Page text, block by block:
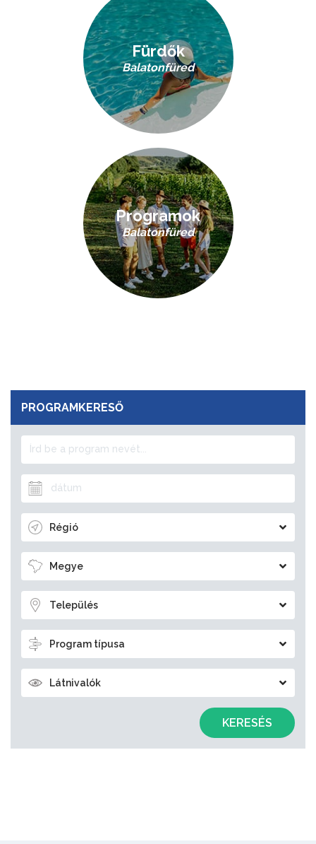
Fürdők
Balatonfüred
Programok
Balatonfüred
PROGRAMKERESŐ
Régió
Megye
Település
Program típusa
Látnivalók
KERESÉS